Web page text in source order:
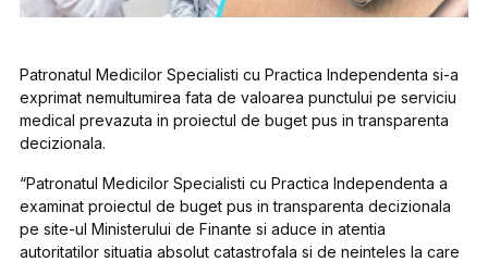
Patronatul Medicilor Specialisti cu Practica Independenta si-a
exprimat nemultumirea fata de valoarea punctului pe serviciu
medical prevazuta in proiectul de buget pus in transparenta
decizionala.
“Patronatul Medicilor Specialisti cu Practica Independenta a
examinat proiectul de buget pus in transparenta decizionala
pe site-ul Ministerului de Finante si aduce in atentia
autoritatilor situatia absolut catastrofala si de neinteles la care